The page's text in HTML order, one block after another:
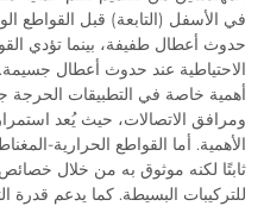
في الأسفل (التابعة) قبل القواطع
حدوث أعطال طفيفة، بينما تؤدي
الاحتياطية عند حدوث أعطال جسيمة.
أهمية خاصة في التطبيقات الحرجة
ومرافق الاتصالات، حيث يُعد
الأهمية. أما القواطع الحرارية-
ثابتًا لكنه موثوق به من خلال
للتركيبات البسيطة. كما يدعم قدرة